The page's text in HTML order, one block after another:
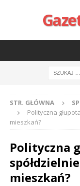
STR. GŁÓWNA
Polityczna
mieszkań?
Polityczna
mieszkań?